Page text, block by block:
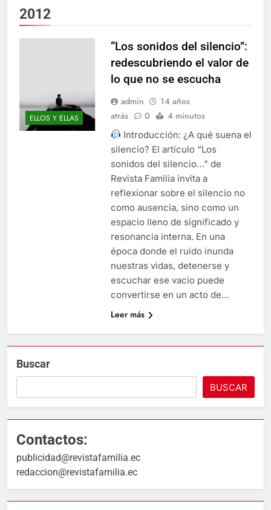
2012
ELLOS Y ELLAS
“Los sonidos del silencio”:
redescubriendo el valor de
lo que no se escucha
admin
14 años
atrás
0 4 minutos
Introducción: ¿A qué suena el
silencio? El artículo “Los
sonidos del silencio…” de
Revista Familia invita a
reflexionar sobre el silencio no
como ausencia, sino como un
espacio lleno de significado y
resonancia interna. En una
época donde el ruido inunda
nuestras vidas, detenerse y
escuchar ese vacío puede
convertirse en un acto de…
Leer más
Buscar
BUSCAR
Contactos:
publicidad@revistafamilia.ec
redaccion@revistafamilia.ec